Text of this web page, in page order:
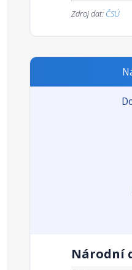
Zdroj dat: ČSÚ
Národní